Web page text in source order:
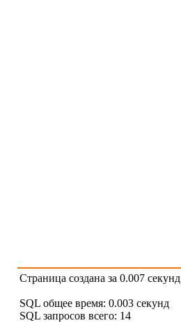
Страница создана за 0.007 секунд
SQL общее время: 0.003 секунд
SQL запросов всего: 14